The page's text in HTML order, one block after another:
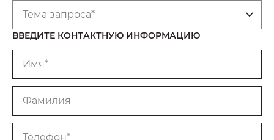
Тема запроса*
ВВЕДИТЕ КОНТАКТНУЮ ИНФОРМАЦИЮ
Имя*
Фамилия
Телефон*